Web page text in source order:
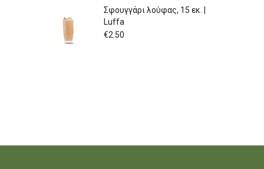
Σφουγγάρι λούφας, 15 εκ. |
Luffa
€2.50